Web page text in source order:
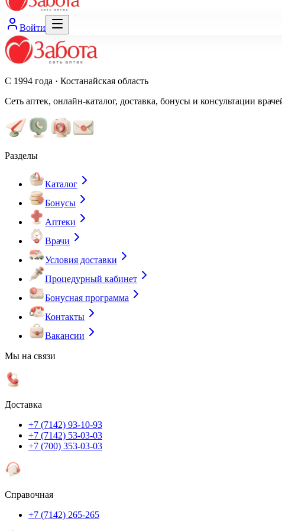
Войти
С 1994 года · Костанайская область
Сеть аптек, онлайн-каталог, доставка, бонусы и консультации
Разделы
Каталог
Бонусы
Аптеки
Врачи
Условия доставки
Процедурный кабинет
Бонусная программа
Контакты
Вакансии
Мы на связи
Доставка
+7 (7142) 93-10-93
+7 (7142) 53-03-03
+7 (700) 353-03-03
Справочная
+7 (7142) 265-265